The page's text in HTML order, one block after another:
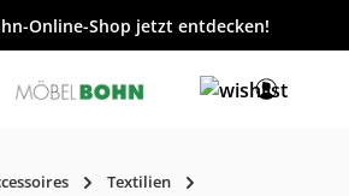
Online-Shop jetzt entdecken!
Textilien